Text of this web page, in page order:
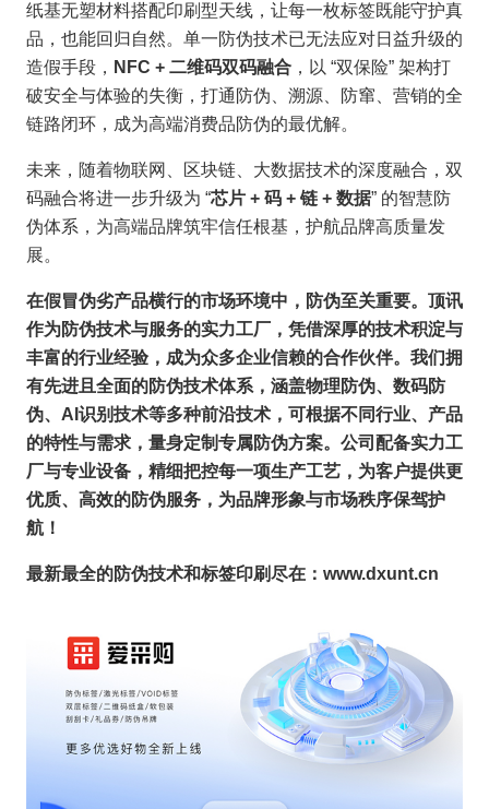
纸基无塑材料搭配印刷型天线，让每一枚标签既能守护真
品，也能回归自然。单一防伪技术已无法应对日益升级的
造假手段， NFC + 二维码双码融合 ，以 “双保险” 架构打
破安全与体验的失衡，打通防伪、溯源、防窜、营销的全
链路闭环，成为高端消费品防伪的最优解。
未来，随着物联网、区块链、大数据技术的深度融合，双
码融合将进一步升级为 “芯片 + 码 + 链 + 数据” 的智慧防
伪体系，为高端品牌筑牢信任根基，护航品牌高质量发
展。
在假冒伪劣产品横行的市场环境中，防伪至关重要。顶讯
作为防伪技术与服务的实力工厂，凭借深厚的技术积淀与
丰富的行业经验，成为众多企业信赖的合作伙伴。 我们拥
有先进且全面的防伪技术体系，涵盖物理防伪、数码防
伪、AI识别技术等多种前沿技术，可根据不同行业、产品
的特性与需求，量身定制专属防伪方案。 公司配备实力工
厂与专业设备，精细把控每一项生产工艺，为客户提供更
优质、高效的防伪服务，为品牌形象与市场秩序保驾护
航！
最新最全的防伪技术和标签印刷尽在：www.dxunt.cn